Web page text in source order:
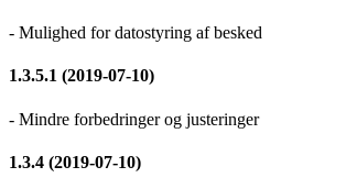
- Mulighed for datostyring af besked
1.3.5.1 (2019-07-10)
- Mindre forbedringer og justeringer
1.3.4 (2019-07-10)